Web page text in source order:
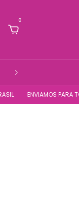
0
FITNESS
ENVIAMOS PARA TODO O